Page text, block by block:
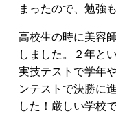
まったので、勉強
高校生の時に美容
しました。２年と
実技テストで学年
ンテストで決勝に
した！厳しい学校